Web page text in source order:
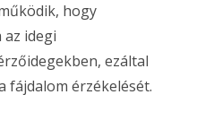
hogy
idegi
ezáltal
fájdalom érzékelését.